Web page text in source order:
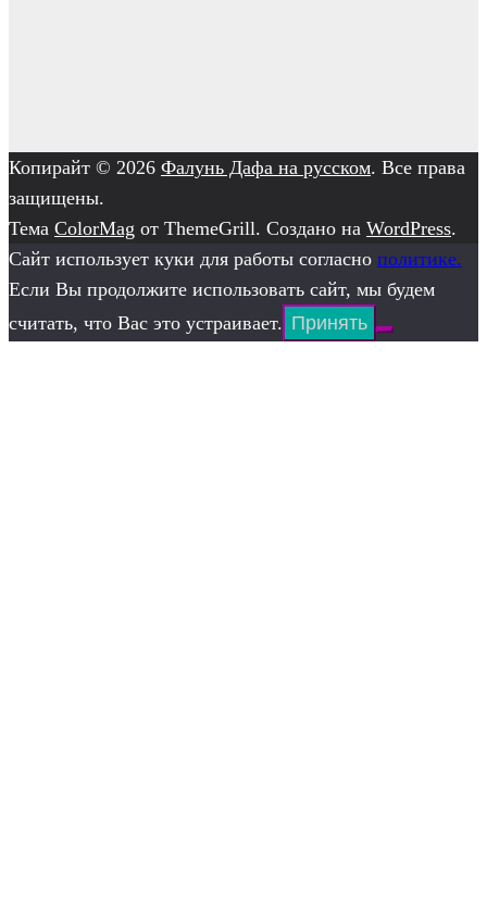
Копирайт © 2026 Фалунь Дафа на русском. Все права
защищены.
Тема ColorMag от ThemeGrill. Создано на WordPress.
Сайт использует куки для работы согласно политике.
Если Вы продолжите использовать сайт, мы будем
считать, что Вас это устраивает. Принять